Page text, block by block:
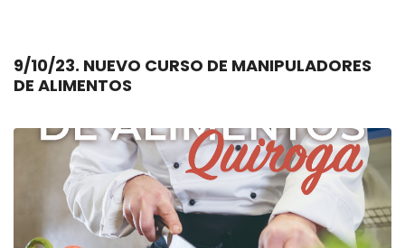
9/10/23. NUEVO CURSO DE MANIPULADORES
DE ALIMENTOS